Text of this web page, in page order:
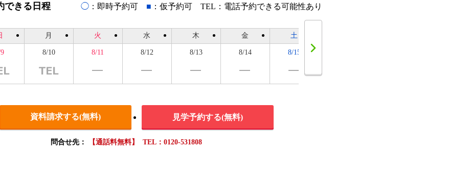
できる日程 ◯：即時予約可 ■ ：仮予約可 TEL：電話予約できる可能性あり
月
8/10
火
8/11
水
8/12
木
8/13
金
8/14
土
8/15
資料請求する(無料) 見学予約する(無料)
問合せ先： 【通話料無料】 TEL：0120-531808